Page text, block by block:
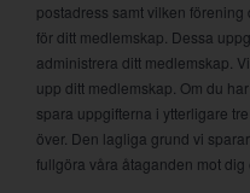
postadress samt vilken
för ditt medlemskap. Dessa
administrera ditt medlemskap.
upp ditt medlemskap. Om du
spara uppgifterna i ytterligare
över. Den lagliga grund vi
fullgöra våra åtaganden mot dig